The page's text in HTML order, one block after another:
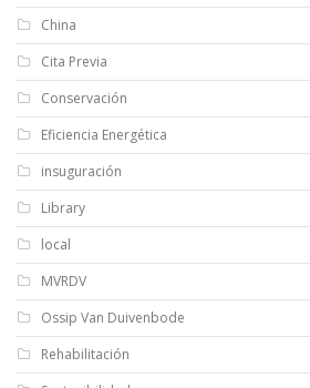
China
Cita Previa
Conservación
Eficiencia Energética
insuguración
Library
local
MVRDV
Ossip Van Duivenbode
Rehabilitación